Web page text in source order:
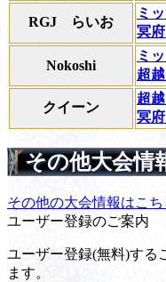
RGJ らいお
ミ
冥
Nokoshi
ミ
超
クイーン
超
冥
その他大会情
その他の大会情報はこち
ユーザー登録のご案内
ユーザー登録(無料)する
ます。